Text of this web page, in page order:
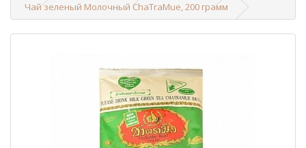
Чай зеленый Молочный ChaTraMue, 200 грамм